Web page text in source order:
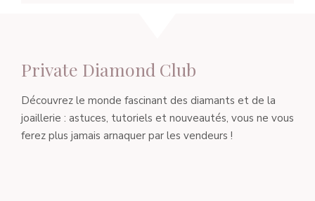
Private Diamond Club
Découvrez le monde fascinant des diamants et de la
joaillerie : astuces, tutoriels et nouveautés, vous ne vous
ferez plus jamais arnaquer par les vendeurs !